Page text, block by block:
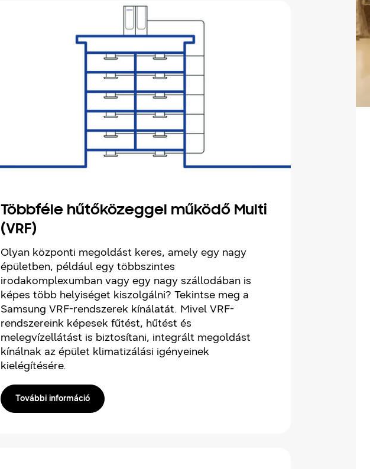
Többféle hűtőközeggel működő Multi
(VRF)
Olyan központi megoldást keres, amely egy nagy
épületben, például egy többszintes
irodakomplexumban vagy egy nagy szállodában is
képes több helyiséget kiszolgálni? Tekintse meg a
Samsung VRF-rendszerek kínálatát. Mivel VRF-
rendszereink képesek fűtést, hűtést és
melegvízellátást is biztosítani, integrált megoldást
kínálnak az épület klimatizálási igényeinek
kielégítésére.
További információ